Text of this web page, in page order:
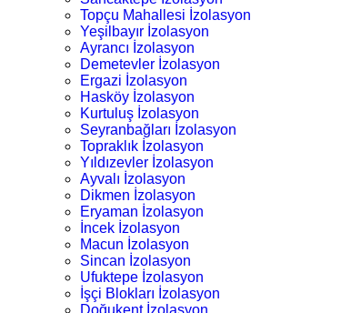
Topçu Mahallesi İzolasyon
Yeşilbayır İzolasyon
Ayrancı İzolasyon
Demetevler İzolasyon
Ergazi İzolasyon
Hasköy İzolasyon
Kurtuluş İzolasyon
Seyranbağları İzolasyon
Topraklık İzolasyon
Yıldızevler İzolasyon
Ayvalı İzolasyon
Dikmen İzolasyon
Eryaman İzolasyon
İncek İzolasyon
Macun İzolasyon
Sincan İzolasyon
Ufuktepe İzolasyon
İşçi Blokları İzolasyon
Doğukent İzolasyon